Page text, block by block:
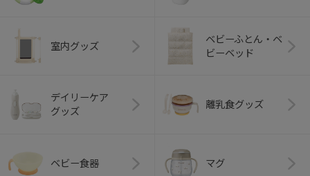
室内グッズ
ベビーふとん・ベ
ビーベッド
デイリーケア
グッズ
離乳食グッズ
ベビー食器 マグ